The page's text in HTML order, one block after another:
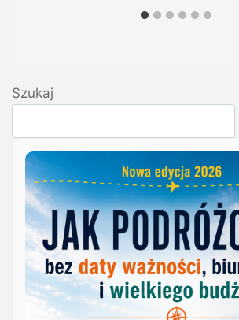
Szukaj